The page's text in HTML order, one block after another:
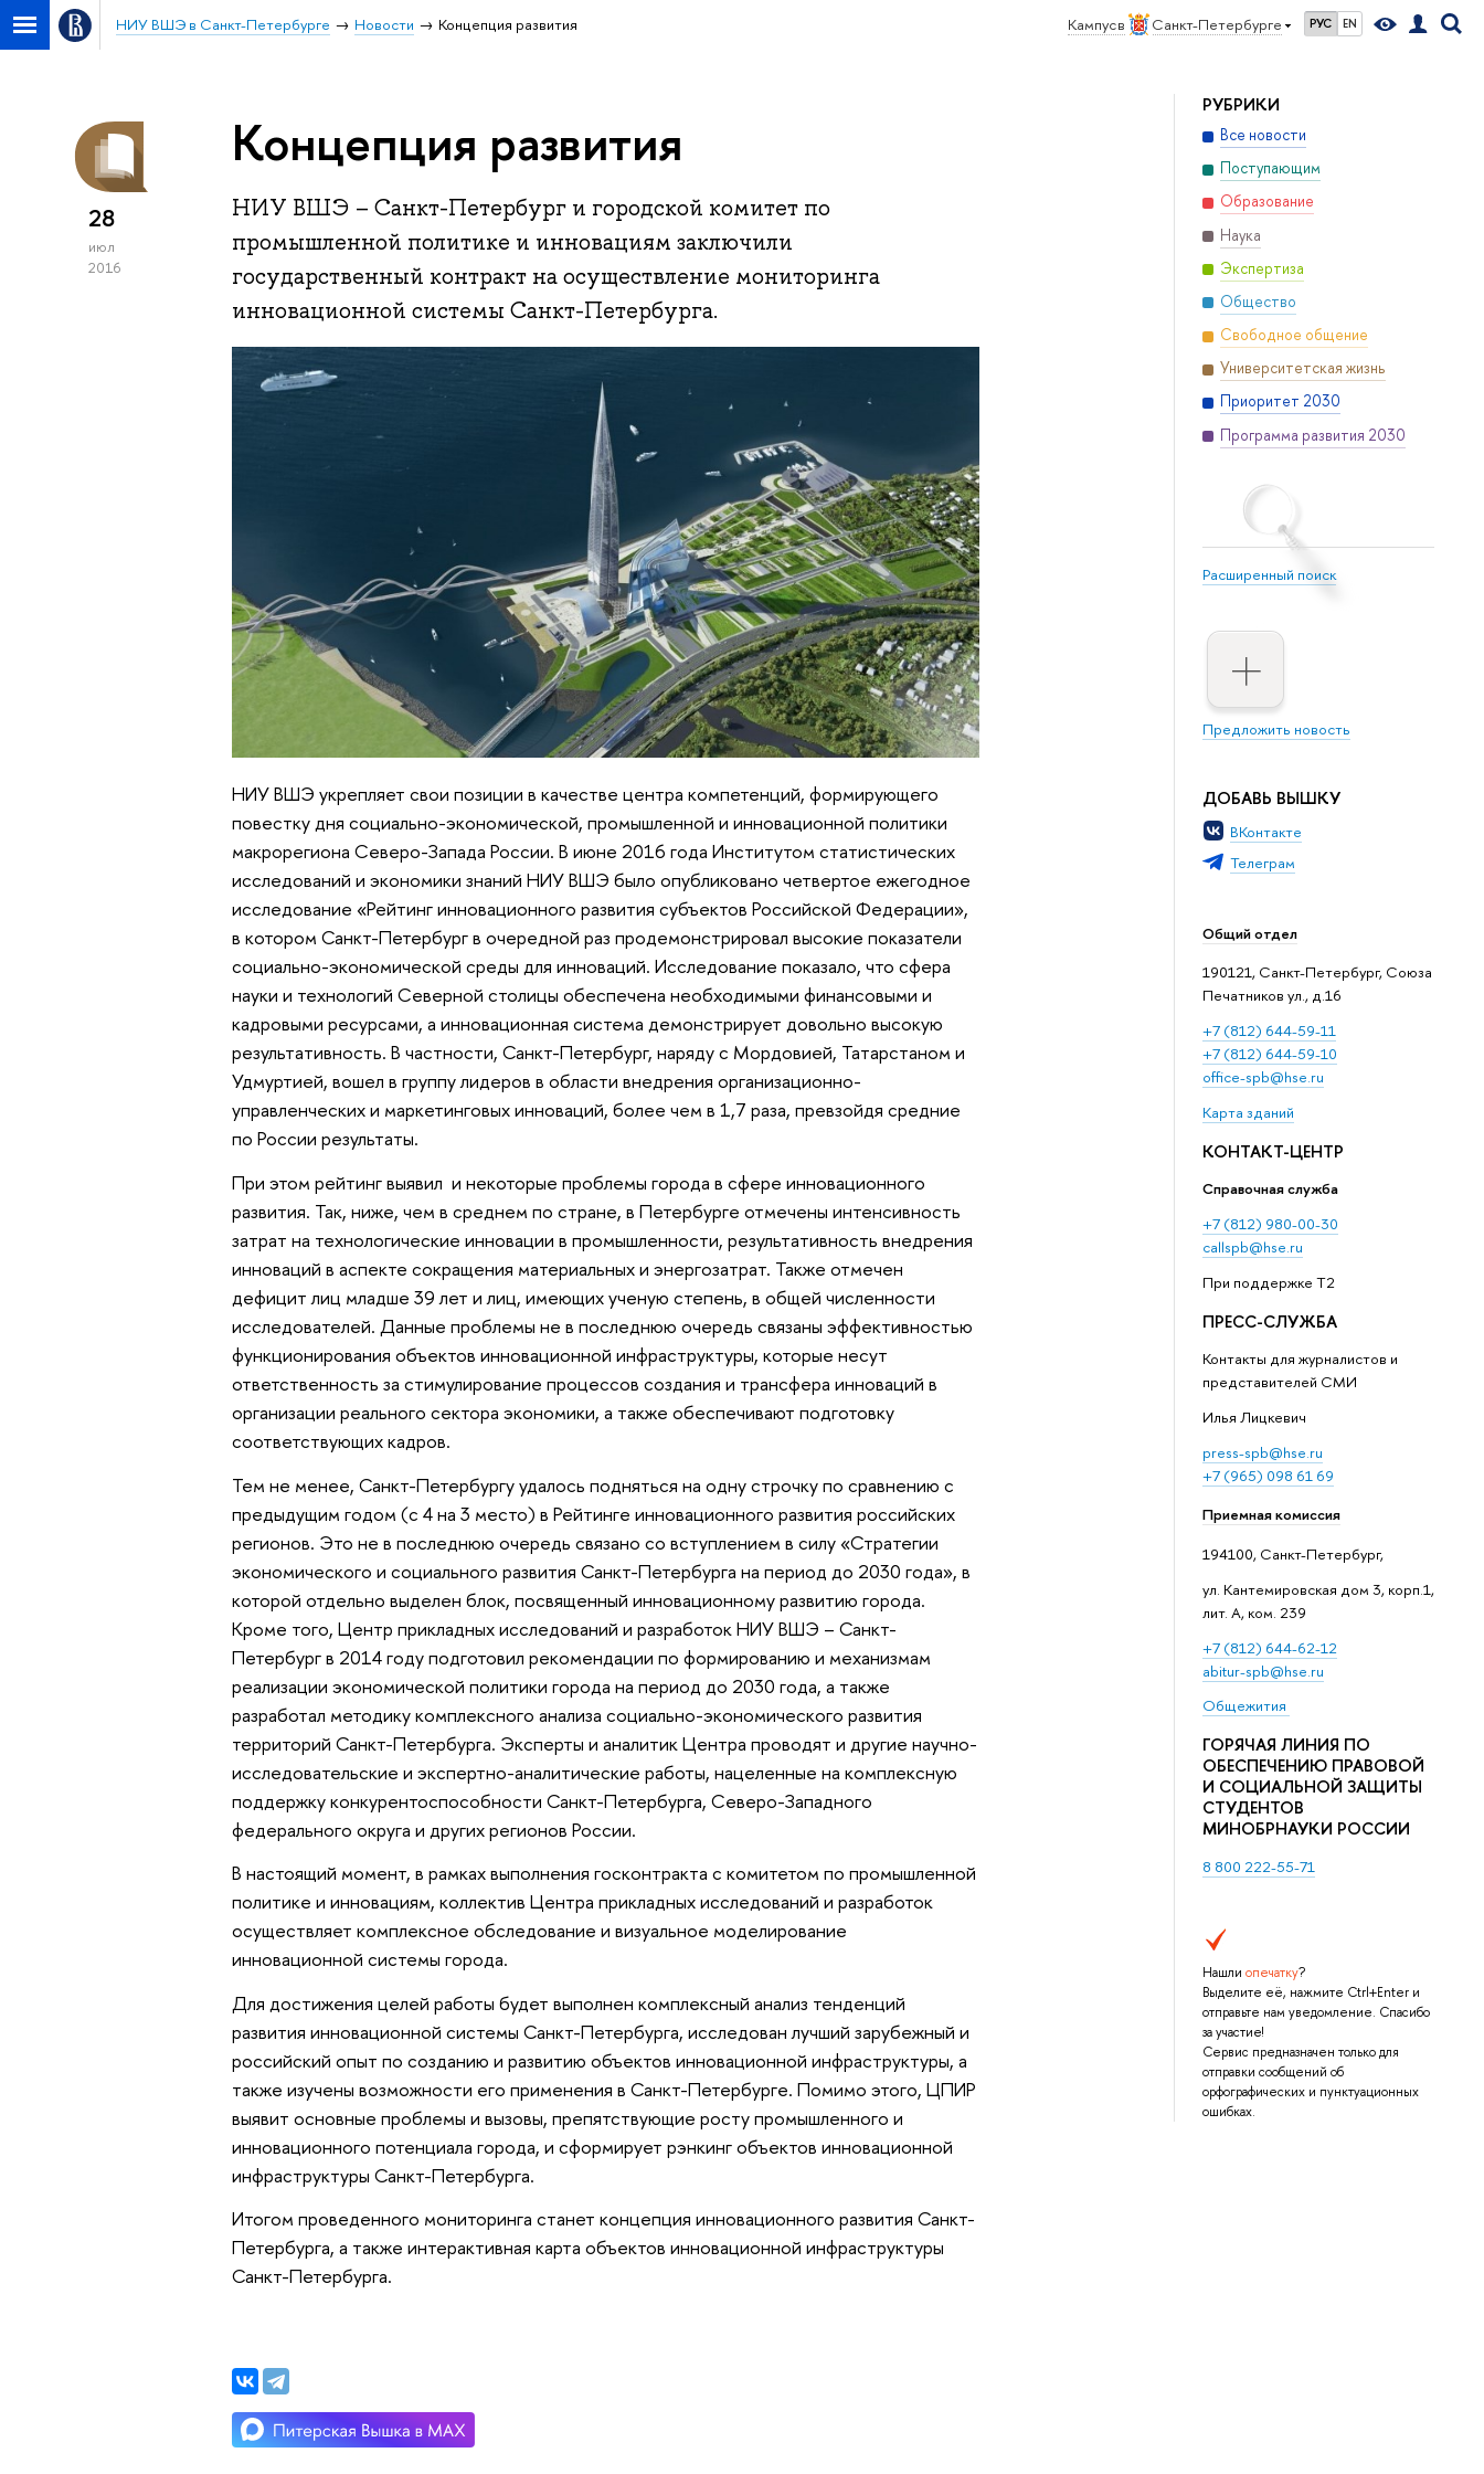
Кампус в Санкт-Петербурге РУС EN
НИУ ВШЭ в Санкт-Петербурге Новости Концепция развития
РУБРИКИ
Все новости
Поступающим
Образование
Наука
Экспертиза
Общество
Свободное общение
Университетская жизнь
Приоритет 2030
Программа развития 2030
Расширенный поиск
Предложить новость
ДОБАВЬ ВЫШКУ
ВКонтакте
Телеграм
Общий отдел
190121, Санкт-Петербург, Союза
Печатников ул., д.16
+7 (812) 644-59-11
+7 (812) 644-59-10
office-spb@hse.ru
Карта зданий
КОНТАКТ-ЦЕНТР
Справочная служба
+7 (812) 980-00-30
callspb@hse.ru
При поддержке T2
ПРЕСС-СЛУЖБА
Контакты для журналистов и
представителей СМИ
Илья Лицкевич
press-spb@hse.ru
+7 (965) 098 61 69
Приемная комиссия
194100, Санкт-Петербург,
ул. Кантемировская дом 3, корп.1,
лит. А, ком. 239
+7 (812) 644-62-12
abitur-spb@hse.ru
Общежития
ГОРЯЧАЯ ЛИНИЯ ПО
ОБЕСПЕЧЕНИЮ ПРАВОВОЙ
И СОЦИАЛЬНОЙ ЗАЩИТЫ
СТУДЕНТОВ
МИНОБРНАУКИ РОССИИ
8 800 222-55-71
Нашли опечатку?
Выделите её, нажмите Ctrl+Enter и
отправьте нам уведомление. Спасибо
за участие!
Сервис предназначен только для
отправки сообщений об
орфографических и пунктуационных
ошибках.
28
июл
2016
Концепция развития
НИУ ВШЭ – Санкт-Петербург и городской комитет по
промышленной политике и инновациям заключили
государственный контракт на осуществление мониторинга
инновационной системы Санкт-Петербурга.
НИУ ВШЭ укрепляет свои позиции в качестве центра компетенций, формирующего
повестку дня социально-экономической, промышленной и инновационной политики
макрорегиона Северо-Запада России. В июне 2016 года Институтом статистических
исследований и экономики знаний НИУ ВШЭ было опубликовано четвертое ежегодное
исследование «Рейтинг инновационного развития субъектов Российской Федерации»,
в котором Санкт-Петербург в очередной раз продемонстрировал высокие показатели
социально-экономической среды для инноваций. Исследование показало, что сфера
науки и технологий Северной столицы обеспечена необходимыми финансовыми и
кадровыми ресурсами, а инновационная система демонстрирует довольно высокую
результативность. В частности, Санкт-Петербург, наряду с Мордовией, Татарстаном и
Удмуртией, вошел в группу лидеров в области внедрения организационно-
управленческих и маркетинговых инноваций, более чем в 1,7 раза, превзойдя средние
по России результаты.
При этом рейтинг выявил и некоторые проблемы города в сфере инновационного
развития. Так, ниже, чем в среднем по стране, в Петербурге отмечены интенсивность
затрат на технологические инновации в промышленности, результативность внедрения
инноваций в аспекте сокращения материальных и энергозатрат. Также отмечен
дефицит лиц младше 39 лет и лиц, имеющих ученую степень, в общей численности
исследователей. Данные проблемы не в последнюю очередь связаны эффективностью
функционирования объектов инновационной инфраструктуры, которые несут
ответственность за стимулирование процессов создания и трансфера инноваций в
организации реального сектора экономики, а также обеспечивают подготовку
соответствующих кадров.
Тем не менее, Санкт-Петербургу удалось подняться на одну строчку по сравнению с
предыдущим годом (с 4 на 3 место) в Рейтинге инновационного развития российских
регионов. Это не в последнюю очередь связано со вступлением в силу «Стратегии
экономического и социального развития Санкт-Петербурга на период до 2030 года», в
которой отдельно выделен блок, посвященный инновационному развитию города.
Кроме того, Центр прикладных исследований и разработок НИУ ВШЭ – Санкт-
Петербург в 2014 году подготовил рекомендации по формированию и механизмам
реализации экономической политики города на период до 2030 года, а также
разработал методику комплексного анализа социально-экономического развития
территорий Санкт-Петербурга. Эксперты и аналитик Центра проводят и другие научно-
исследовательские и экспертно-аналитические работы, нацеленные на комплексную
поддержку конкурентоспособности Санкт-Петербурга, Северо-Западного
федерального округа и других регионов России.
В настоящий момент, в рамках выполнения госконтракта с комитетом по промышленной
политике и инновациям, коллектив Центра прикладных исследований и разработок
осуществляет комплексное обследование и визуальное моделирование
инновационной системы города.
Для достижения целей работы будет выполнен комплексный анализ тенденций
развития инновационной системы Санкт-Петербурга, исследован лучший зарубежный и
российский опыт по созданию и развитию объектов инновационной инфраструктуры, а
также изучены возможности его применения в Санкт-Петербурге. Помимо этого, ЦПИР
выявит основные проблемы и вызовы, препятствующие росту промышленного и
инновационного потенциала города, и сформирует рэнкинг объектов инновационной
инфраструктуры Санкт-Петербурга.
Итогом проведенного мониторинга станет концепция инновационного развития Санкт-
Петербурга, а также интерактивная карта объектов инновационной инфраструктуры
Санкт-Петербурга.